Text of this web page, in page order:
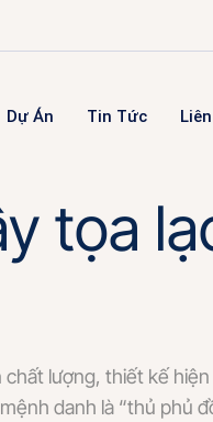
Dự Án Tin Tức
tọa
lượng, thiết kế
danh là “thủ phủ